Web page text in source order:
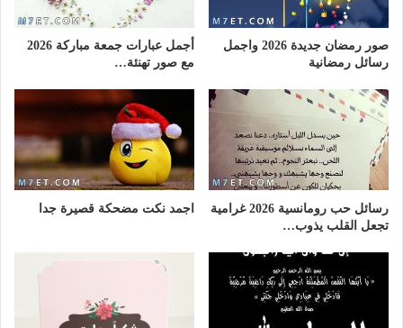
صور رمضان جديدة 2026 واجمل
رسائل رمضانية
أجمل عبارات جمعة مباركة 2026
مع صور تهنئة…
رسائل حب رومانسية 2026 غرامية
تجعل القلب يذوب…
اجمد نكت مضحكة قصيرة جدا